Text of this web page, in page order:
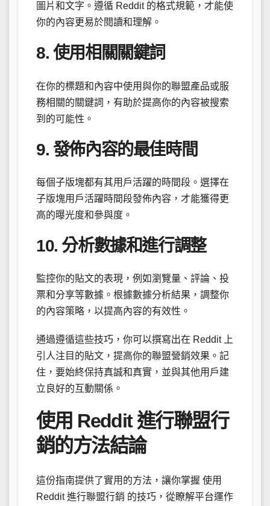
圖片和文字。遵循 Reddit 的格式規範，才能使
你的內容更易於閱讀和理解。
8. 使用相關關鍵詞
在你的標題和內容中使用與你的聯盟產品或服
務相關的關鍵詞，有助於提高你的內容被搜索
到的可能性。
9. 發佈內容的最佳時間
每個子版塊都有其用戶活躍的時間段。選擇在
子版塊用戶活躍時間段發佈內容，才能獲得更
高的曝光度和參與度。
10. 分析數據和進行調整
監控你的貼文的表現，例如瀏覽量、評論、投
票和分享等數據。根據數據分析結果，調整你
的內容策略，以提高內容的有效性。
通過遵循這些技巧，你可以撰寫出在 Reddit 上
引人注目的貼文，提高你的聯盟營銷效果。記
住，要始終保持真誠和真實，並與其他用戶建
立良好的互動關係。
使用 Reddit 進行聯盟行
銷的方法結論
這份指南提供了實用的方法，讓你掌握 使用
Reddit 進行聯盟行銷 的技巧，從瞭解平台運作